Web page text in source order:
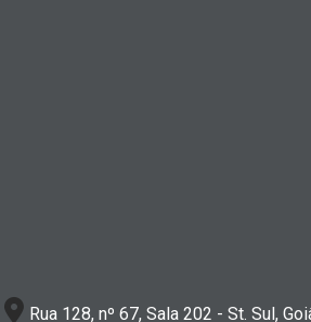
Rua 128, nº 67, Sala 202 - St. Sul,